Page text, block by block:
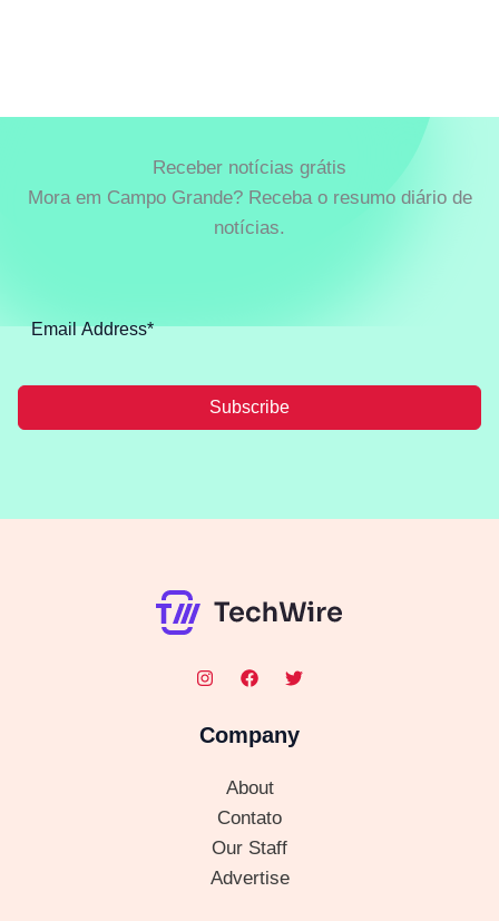
Receber notícias grátis
Mora em Campo Grande? Receba o resumo diário de
notícias.
Subscribe
Company
About
Contato
Our Staff
Advertise